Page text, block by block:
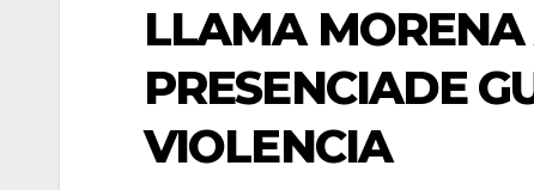
LLAMA MORENA
PRESENCIADE
VIOLENCIA